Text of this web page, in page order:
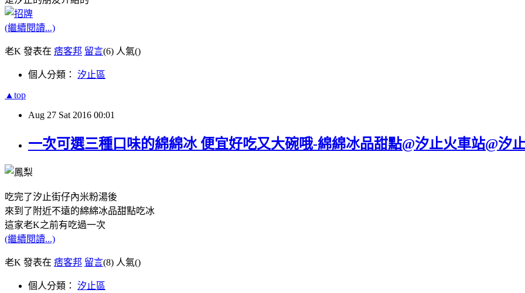
(繼續閱讀...)
老K 發表在 痞客邦 留言(6) 人氣()
個人分類： 汐止區
▲top
Aug 27 Sat 2016 00:01
一次可選三種口味的綿綿冰 便宜好吃又大碗哦-綿綿冰品甜點@汐止火車站@汐
吃完了汐止街仔內米粉湯後
來到了附近不遠的綿綿冰品甜點吃冰
這家老K之前有吃過一次
(繼續閱讀...)
老K 發表在 痞客邦 留言(8) 人氣()
個人分類： 汐止區